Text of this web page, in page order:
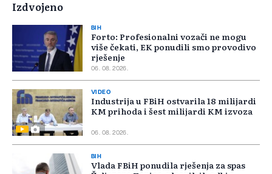
Izdvojeno
BIH
Forto: Profesionalni vozači ne mogu
više čekati, EK ponudili smo provodivo
rješenje
06. 08. 2026.
VIDEO
Industrija u FBiH ostvarila 18 milijardi
KM prihoda i šest milijardi KM izvoza
06. 08. 2026.
BIH
Vlada FBiH ponudila rješenja za spas